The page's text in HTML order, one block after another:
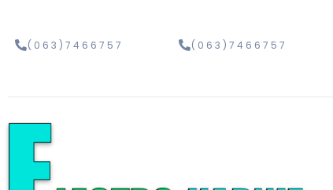
(063)7466757 (063)7466757